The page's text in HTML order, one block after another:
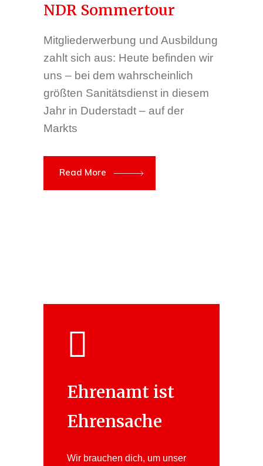
NDR Sommertour
Mitgliederwerbung und Ausbildung
zahlt sich aus: Heute befinden wir
uns – bei dem wahrscheinlich
größten Sanitätsdienst in diesem
Jahr in Duderstadt – auf der
Markts
Read More
Ehrenamt ist
Ehrensache
Wir brauchen dich, um unser